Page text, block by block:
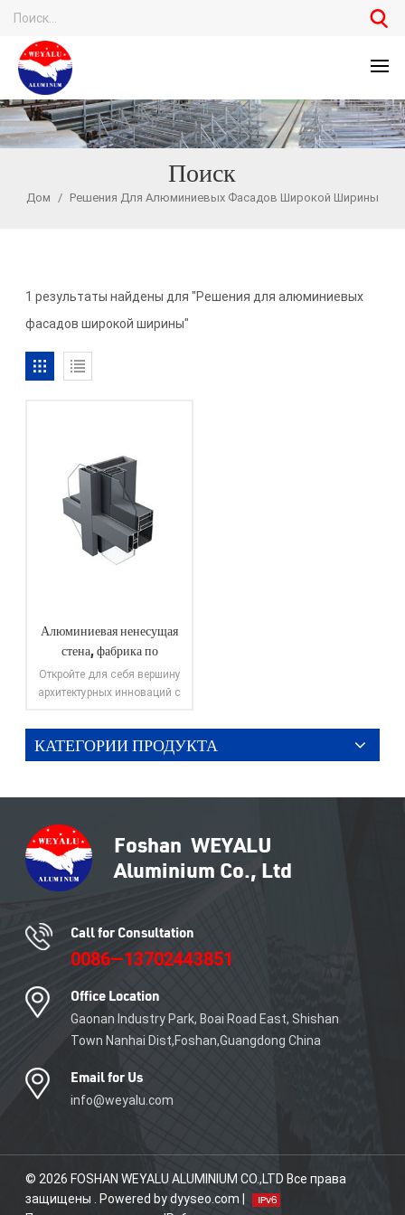
Поиск
Дом / Решения Для Алюминиевых Фасадов Широкой Ширины
1 результаты найдены для "Решения для алюминиевых
фасадов широкой ширины"
Алюминиевая ненесущая
стена, фабрика по
производству
алюминиевого профиля,
ширина 600 мм.
Откройте для себя вершину
архитектурных инноваций с
навесных алюминиевых
стен, которые с гордостью
производятся на нашем
производству
специализируемся на
изготовлении алюминиевых
профилей по
индивидуальному заказу с
мм. Наша продукция
является свидетельством
точности проектирования,
и безграничных
возможностей в мировой
строительной отрасли.&nbsp;
ПОСМОТРЕТЬ
КАТЕГОРИИ ПРОДУКТА
Call for Consultation
0086—13702443851
Office Location
Gaonan Industry Park, Boai Road East, Shishan
Town Nanhai Dist,Foshan,Guangdong China
Email for Us
info@weyalu.com
© 2026 FOSHAN WEYALU ALUMINIUM CO.,LTD Все права
защищены . Powered by dyyseo.com |